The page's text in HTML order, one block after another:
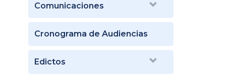
Comunicaciones
Cronograma de Audiencias
Edictos